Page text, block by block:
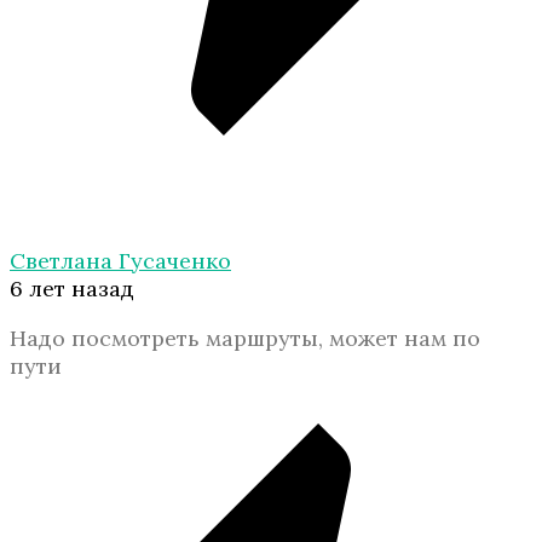
Светлана Гусаченко
6 лет назад
Надо посмотреть маршруты, может нам по
пути